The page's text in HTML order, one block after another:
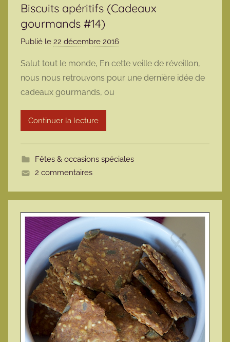
Biscuits apéritifs (Cadeaux
gourmands #14)
Publié le 22 décembre 2016
r
m
t
Salut tout le monde, En cette veille de réveillon,
nous nous retrouvons pour une dernière idée de
cadeaux gourmands, ou
Continuer la lecture
Fêtes & occasions spéciales
2 commentaires